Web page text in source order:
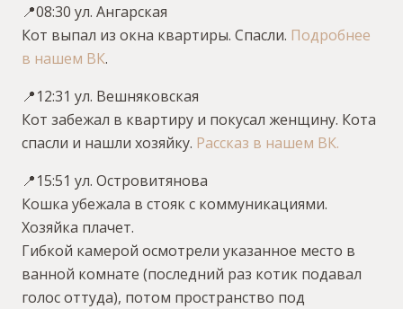
📍08:30 ул. Ангарская
Кот выпал из окна квартиры. Спасли. Подробнее
в нашем ВК.
📍12:31 ул. Вешняковская
Кот забежал в квартиру и покусал женщину. Кота
спасли и нашли хозяйку. Рассказ в нашем ВК.
📍15:51 ул. Островитянова
Кошка убежала в стояк с коммуникациями.
Хозяйка плачет.
Гибкой камерой осмотрели указанное место в
ванной комнате (последний раз котик подавал
голос оттуда), потом пространство под